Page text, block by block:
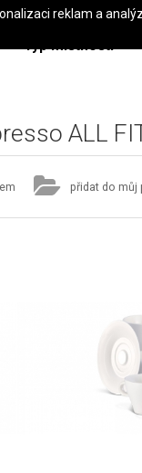
Typ místnosti
ALL
přidat do můj
reklam a